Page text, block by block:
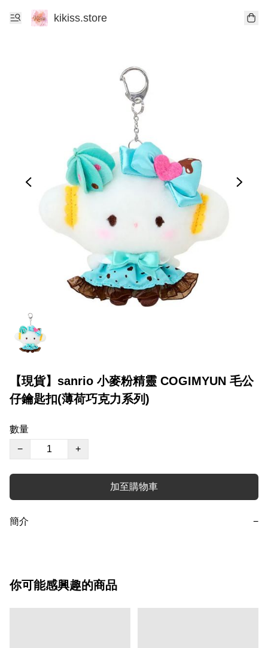
kikiss.store
【現貨】sanrio 小麥粉精靈 COGIMYUN 毛公
仔鑰匙扣(薄荷巧克力系列)
數量
−
+
加至購物車
簡介 −
你可能感興趣的商品